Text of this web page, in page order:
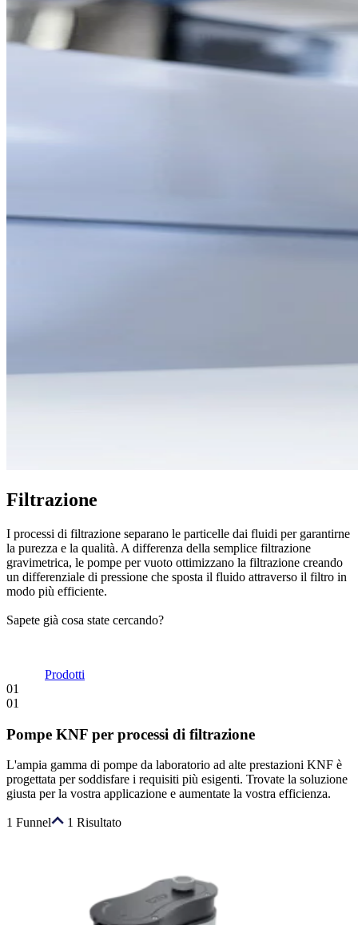
Filtrazione
I processi di filtrazione separano le particelle dai fluidi per garantirne
la purezza e la qualità. A differenza della semplice filtrazione
gravimetrica, le pompe per vuoto ottimizzano la filtrazione creando
un differenziale di pressione che sposta il fluido attraverso il filtro in
modo più efficiente.
Sapete già cosa state cercando?
Prodotti
01
01
Pompe KNF per processi di filtrazione
L'ampia gamma di pompe da laboratorio ad alte prestazioni KNF è
progettata per soddisfare i requisiti più esigenti. Trovate la soluzione
giusta per la vostra applicazione e aumentate la vostra efficienza.
1 Funnel 1 Risultato